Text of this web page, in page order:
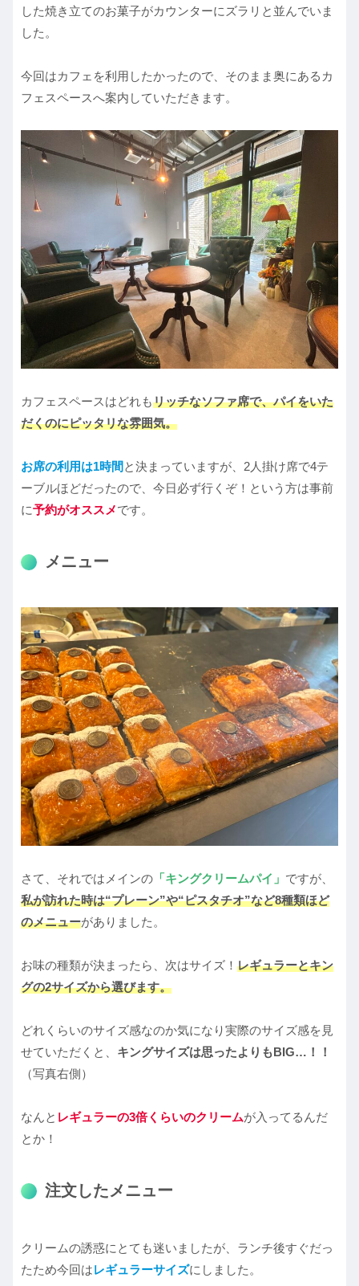
した焼き立てのお菓子がカウンターにズラリと並んでいま
した。
今回はカフェを利用したかったので、そのまま奥にあるカ
フェスペースへ案内していただきます。
カフェスペースはどれもリッチなソファ席で、パイをいた
だくのにピッタリな雰囲気。
お席の利用は1時間 と決まっていますが、2人掛け席で4テ
ーブルほどだったので、今日必ず行くぞ！という方は事前
に予約がオススメです。
メニュー
さて、それではメインの 「キングクリームパイ」 ですが、
私が訪れた時は“プレーン”や“ピスタチオ”など8種類ほど
のメニューがありました。
お味の種類が決まったら、次はサイズ！ レギュラーとキン
グの2サイズから選びます。
どれくらいのサイズ感なのか気になり実際のサイズ感を見
せていただくと、 キングサイズは思ったよりもBIG…！！
（写真右側）
なんと レギュラーの3倍くらいのクリームが入ってるんだ
とか！
注文したメニュー
クリームの誘惑にとても迷いましたが、ランチ後すぐだっ
たため今回はレギュラーサイズにしました。